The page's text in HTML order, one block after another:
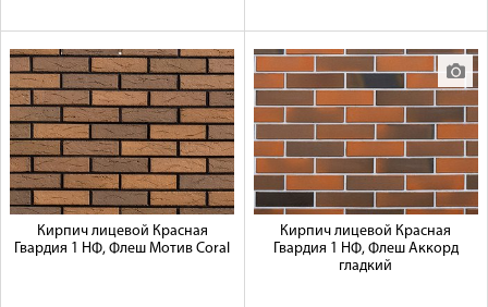
Кирпич лицевой Красная
Гвардия 1 НФ, Флеш Мотив Coral
Кирпич лицевой Красная
Гвардия 1 НФ, Флеш Аккорд
гладкий